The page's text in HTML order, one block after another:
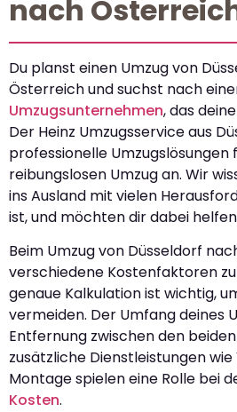
nach
Du planst einen Umzug von
Österreich und suchst nach
Umzugsunternehmen, das
Der Heinz Umzugsservice aus
professionelle Umzugslösungen
reibungslosen Umzug an. Wir
ins Ausland mit vielen
ist, und möchten dir dabei
Beim Umzug von Düsseldorf
verschiedene Kostenfaktoren
genaue Kalkulation ist wichtig,
vermeiden. Der Umfang deines
Entfernung zwischen den
zusätzliche Dienstleistungen
Montage spielen eine Rolle bei
Kosten.